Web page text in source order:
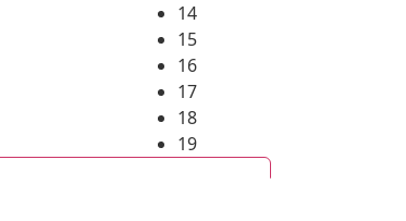
14
15
16
17
18
19